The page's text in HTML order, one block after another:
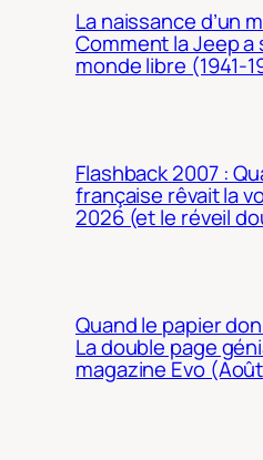
La naissance d’un
Comment la Jeep a
monde libre (1941-
Flashback 2007 :
française rêvait la
2026 (et le réveil
Quand le papier
La double page
magazine Evo